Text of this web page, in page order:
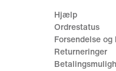
Hjælp
Ordrestatus
Forsendelse og
Returneringer